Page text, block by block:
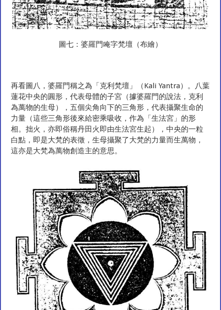
圖七：婆羅門唵字梵壇（布繪）
再看圖八，婆羅門稱之為「克利梵壇」（Kali Yantra）。八葉
蓮花中央的圓形，代表母體的子宮（據婆羅門的說法，克利
為萬物的生母），五個尖角向下的三角形，代表攝聚生命的
力量（這些三角形後來給密乘吸收，作為「生法宮」的形
相。拙火，亦即俗稱丹田火即由生法宮生起），中央的一粒
白點，即是大梵的表徵，生母攝聚了大梵的力量而生萬物，
這亦是大梵為萬物創造主的意思。